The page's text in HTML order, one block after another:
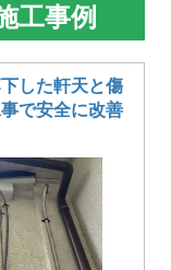
工事例
した軒天と傷
で安全に改善